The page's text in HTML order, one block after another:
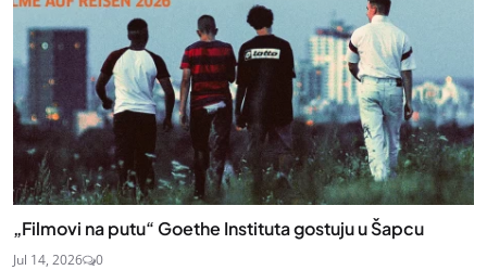
„Filmovi na putu“ Goethe Instituta gostuju u Šapcu
Jul 14, 2026 0